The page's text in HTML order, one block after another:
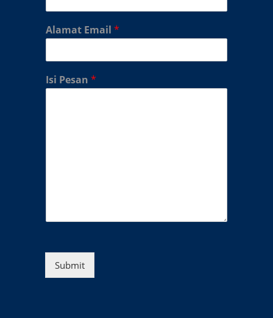
Alamat Email *
Isi Pesan *
Submit